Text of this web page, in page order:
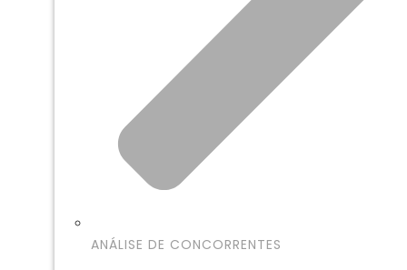
ANÁLISE DE CONCORRENTES